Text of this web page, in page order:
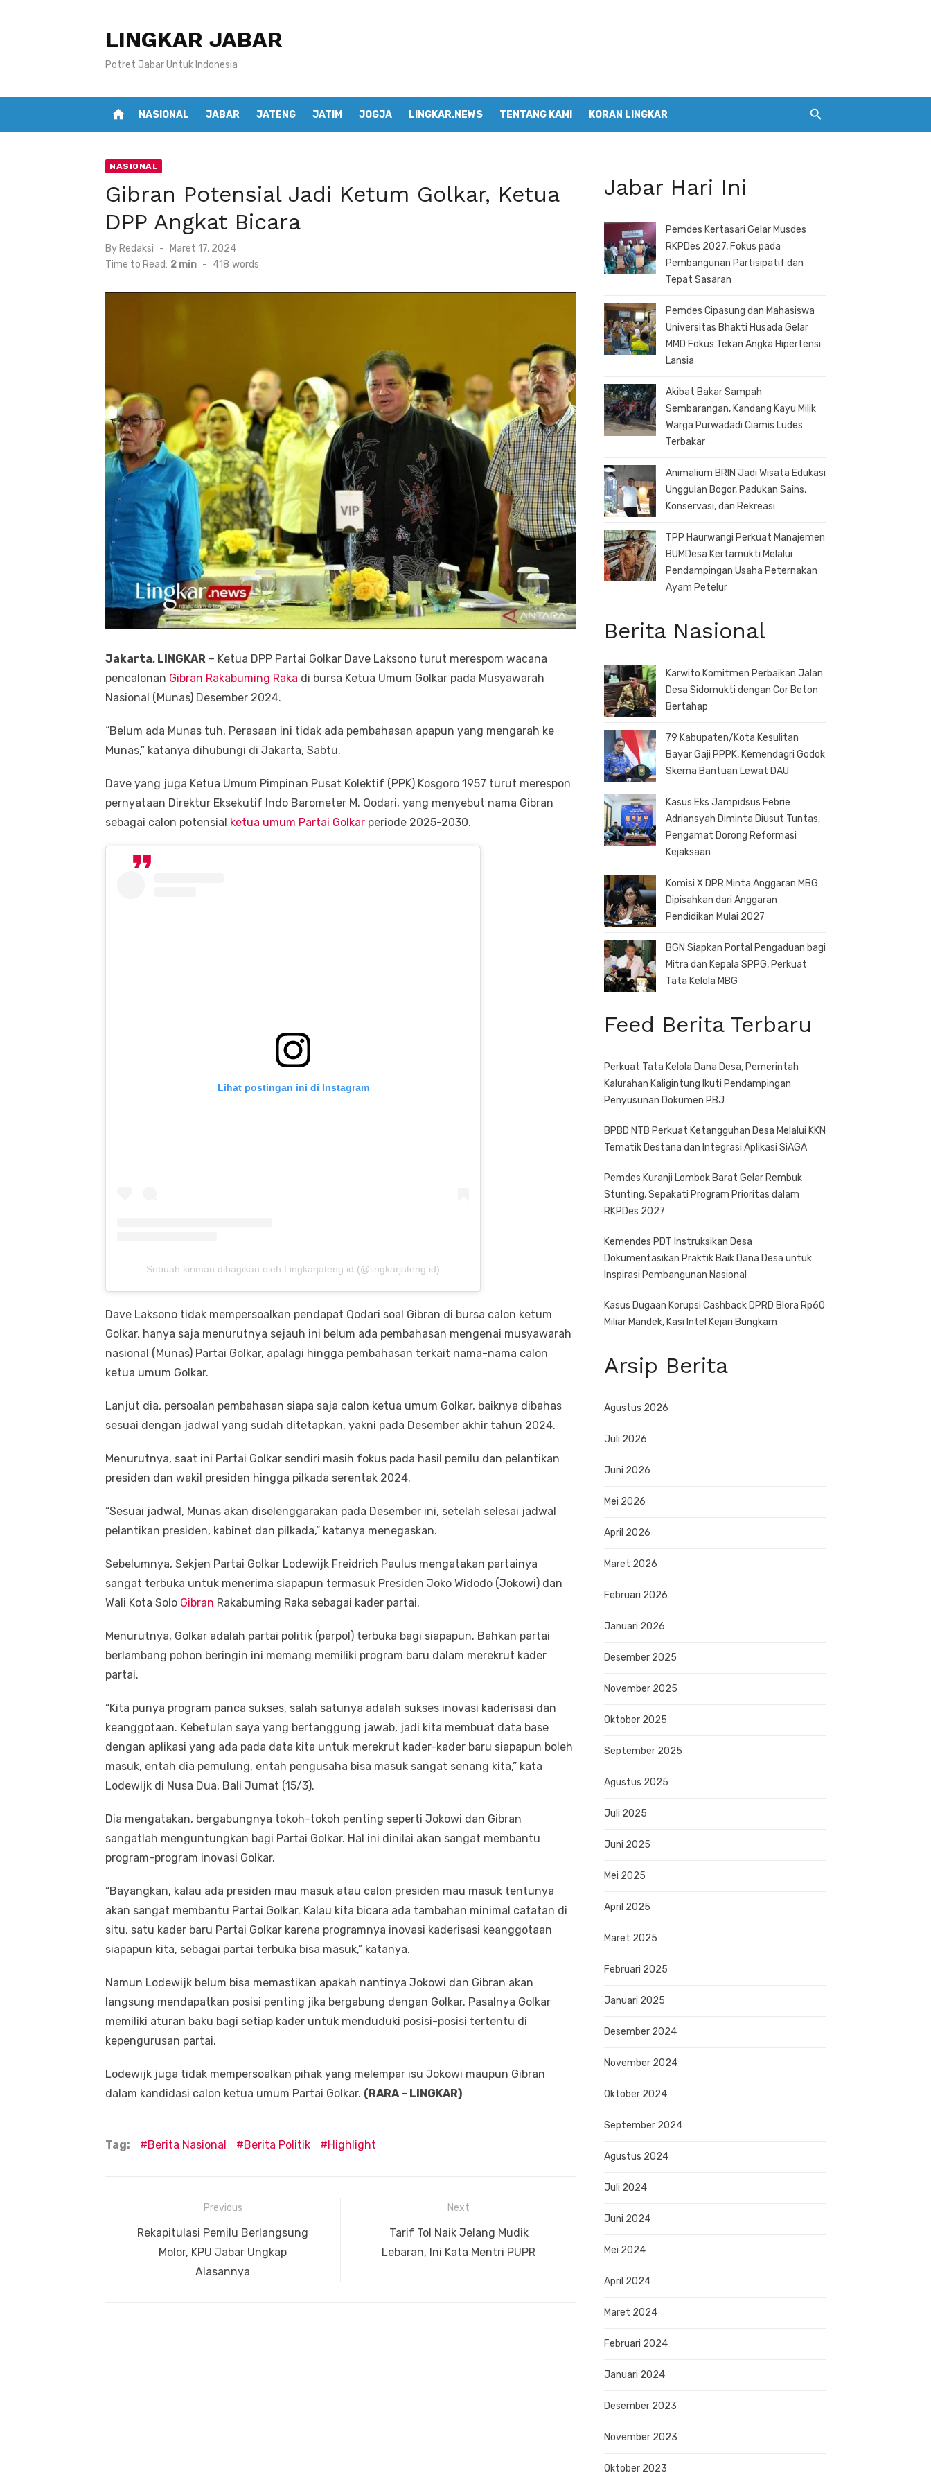
LINGKAR JABAR
Potret Jabar Untuk Indonesia
home NASIONAL JABAR JATENG JATIM JOGJA LINGKAR.NEWS TENTANG KAMI KORAN LINGKAR
NASIONAL
Gibran Potensial Jadi Ketum Golkar, Ketua
DPP Angkat Bicara
By Redaksi
Posted
on
Maret 17, 2024
Time to Read: 2 min - 418 words
Jakarta, LINGKAR – Ketua DPP Partai Golkar Dave Laksono turut merespom wacana
pencalonan Gibran Rakabuming Raka di bursa Ketua Umum Golkar pada Musyawarah
Nasional (Munas) Desember 2024.
“Belum ada Munas tuh. Perasaan ini tidak ada pembahasan apapun yang mengarah ke
Munas,” katanya dihubungi di Jakarta, Sabtu.
Dave yang juga Ketua Umum Pimpinan Pusat Kolektif (PPK) Kosgoro 1957 turut merespon
pernyataan Direktur Eksekutif Indo Barometer M. Qodari, yang menyebut nama Gibran
sebagai calon potensial ketua umum Partai Golkar periode 2025-2030.
Lihat postingan ini di Instagram
Sebuah kiriman dibagikan oleh Lingkarjateng.id (@lingkarjateng.id)
Dave Laksono tidak mempersoalkan pendapat Qodari soal Gibran di bursa calon ketum
Golkar, hanya saja menurutnya sejauh ini belum ada pembahasan mengenai musyawarah
nasional (Munas) Partai Golkar, apalagi hingga pembahasan terkait nama-nama calon
ketua umum Golkar.
Lanjut dia, persoalan pembahasan siapa saja calon ketua umum Golkar, baiknya dibahas
sesuai dengan jadwal yang sudah ditetapkan, yakni pada Desember akhir tahun 2024.
Menurutnya, saat ini Partai Golkar sendiri masih fokus pada hasil pemilu dan pelantikan
presiden dan wakil presiden hingga pilkada serentak 2024.
“Sesuai jadwal, Munas akan diselenggarakan pada Desember ini, setelah selesai jadwal
pelantikan presiden, kabinet dan pilkada,” katanya menegaskan.
Sebelumnya, Sekjen Partai Golkar Lodewijk Freidrich Paulus mengatakan partainya
sangat terbuka untuk menerima siapapun termasuk Presiden Joko Widodo (Jokowi) dan
Wali Kota Solo Gibran Rakabuming Raka sebagai kader partai.
Menurutnya, Golkar adalah partai politik (parpol) terbuka bagi siapapun. Bahkan partai
berlambang pohon beringin ini memang memiliki program baru dalam merekrut kader
partai.
“Kita punya program panca sukses, salah satunya adalah sukses inovasi kaderisasi dan
keanggotaan. Kebetulan saya yang bertanggung jawab, jadi kita membuat data base
dengan aplikasi yang ada pada data kita untuk merekrut kader-kader baru siapapun boleh
masuk, entah dia pemulung, entah pengusaha bisa masuk sangat senang kita,” kata
Lodewijk di Nusa Dua, Bali Jumat (15/3).
Dia mengatakan, bergabungnya tokoh-tokoh penting seperti Jokowi dan Gibran
sangatlah menguntungkan bagi Partai Golkar. Hal ini dinilai akan sangat membantu
program-program inovasi Golkar.
“Bayangkan, kalau ada presiden mau masuk atau calon presiden mau masuk tentunya
akan sangat membantu Partai Golkar. Kalau kita bicara ada tambahan minimal catatan di
situ, satu kader baru Partai Golkar karena programnya inovasi kaderisasi keanggotaan
siapapun kita, sebagai partai terbuka bisa masuk,” katanya.
Namun Lodewijk belum bisa memastikan apakah nantinya Jokowi dan Gibran akan
langsung mendapatkan posisi penting jika bergabung dengan Golkar. Pasalnya Golkar
memiliki aturan baku bagi setiap kader untuk menduduki posisi-posisi tertentu di
kepengurusan partai.
Lodewijk juga tidak mempersoalkan pihak yang melempar isu Jokowi maupun Gibran
dalam kandidasi calon ketua umum Partai Golkar. (RARA – LINGKAR)
Tag: Berita Nasional Berita Politik Highlight
pos
Previous
Previous
Rekapitulasi Pemilu Berlangsung
Molor, KPU Jabar Ungkap
Alasannya
Next
Next
post:
Tarif Tol Naik Jelang Mudik
Lebaran, Ini Kata Mentri PUPR
Jabar Hari Ini
Pemdes Kertasari Gelar Musdes
RKPDes 2027, Fokus pada
Pembangunan Partisipatif dan
Tepat Sasaran
Pemdes Cipasung dan Mahasiswa
Universitas Bhakti Husada Gelar
MMD Fokus Tekan Angka Hipertensi
Lansia
Akibat Bakar Sampah
Sembarangan, Kandang Kayu Milik
Warga Purwadadi Ciamis Ludes
Terbakar
Animalium BRIN Jadi Wisata Edukasi
Unggulan Bogor, Padukan Sains,
Konservasi, dan Rekreasi
TPP Haurwangi Perkuat Manajemen
BUMDesa Kertamukti Melalui
Pendampingan Usaha Peternakan
Ayam Petelur
Berita Nasional
Karwito Komitmen Perbaikan Jalan
Desa Sidomukti dengan Cor Beton
Bertahap
79 Kabupaten/Kota Kesulitan
Bayar Gaji PPPK, Kemendagri Godok
Skema Bantuan Lewat DAU
Kasus Eks Jampidsus Febrie
Adriansyah Diminta Diusut Tuntas,
Pengamat Dorong Reformasi
Kejaksaan
Komisi X DPR Minta Anggaran MBG
Dipisahkan dari Anggaran
Pendidikan Mulai 2027
BGN Siapkan Portal Pengaduan bagi
Mitra dan Kepala SPPG, Perkuat
Tata Kelola MBG
Feed Berita Terbaru
Perkuat Tata Kelola Dana Desa, Pemerintah
Kalurahan Kaligintung Ikuti Pendampingan
Penyusunan Dokumen PBJ
BPBD NTB Perkuat Ketangguhan Desa Melalui KKN
Tematik Destana dan Integrasi Aplikasi SiAGA
Pemdes Kuranji Lombok Barat Gelar Rembuk
Stunting, Sepakati Program Prioritas dalam
RKPDes 2027
Kemendes PDT Instruksikan Desa
Dokumentasikan Praktik Baik Dana Desa untuk
Inspirasi Pembangunan Nasional
Kasus Dugaan Korupsi Cashback DPRD Blora Rp60
Miliar Mandek, Kasi Intel Kejari Bungkam
Arsip Berita
Agustus 2026
Juli 2026
Juni 2026
Mei 2026
April 2026
Maret 2026
Februari 2026
Januari 2026
Desember 2025
November 2025
Oktober 2025
September 2025
Agustus 2025
Juli 2025
Juni 2025
Mei 2025
April 2025
Maret 2025
Februari 2025
Januari 2025
Desember 2024
November 2024
Oktober 2024
September 2024
Agustus 2024
Juli 2024
Juni 2024
Mei 2024
April 2024
Maret 2024
Februari 2024
Januari 2024
Desember 2023
November 2023
Oktober 2023